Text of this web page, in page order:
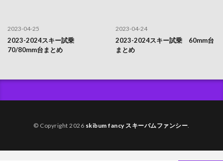
2023-04-25
2023-2024スキー試乗
70/80mm台まとめ
2023-04-24
2023-2024スキー試乗 60mm台
まとめ
© Copyright 2026 skibum fancy スキーバムファンシー.